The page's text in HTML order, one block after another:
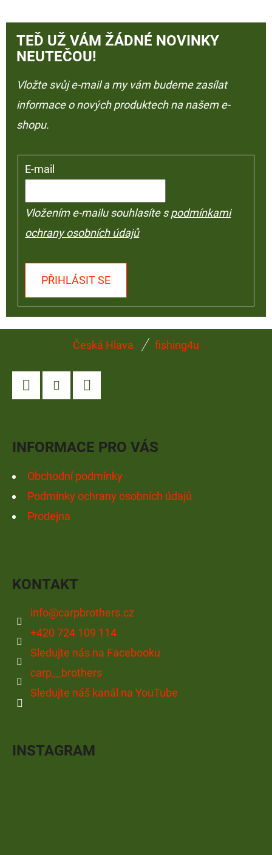
TEĎ UŽ VÁM ŽÁDNÉ NOVINKY
NEUTEČOU!
Vložte svůj e-mail a my vám budeme zasílat
informace o nových produktech na našem e-
shopu.
E-mail
Vložením e-mailu souhlasíte spodmínkami
ochrany osobních údajů
PŘIHLÁSIT SE
Česká Hlava fishing4u
INFORMACE PRO VÁS
Obchodní podmínky
Podmínky ochrany osobních údajů
Prodejna
KONTAKT
info@carpbrothers.cz
+420 724 109 114
Sledujte nás na Facebooku
carp__brothers
Sledujte náš kanál na YouTube
INSTAGRAM